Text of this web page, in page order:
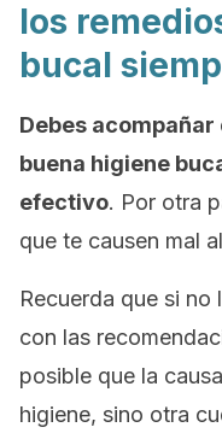
los
bucal
Debes
buena higiene
efectivo. Por otra
que te causen mal
Recuerda que si
con las
posible que la
higiene, sino otra